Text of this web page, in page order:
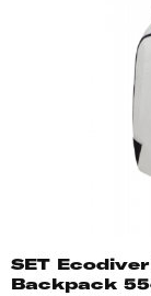
SET
Backpack